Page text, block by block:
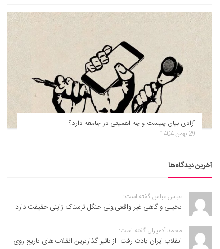
آزادی بیان چیست و چه اهمیتی در جامعه دارد؟
29 بهمن 1404
آخرین دیدگاه‌ها
عباس عباس گفته است:
تخیلی و گاهی غیر واقعی,ولی جنگل ترسناک ژاپنی حقیقت دارد
محمد آدمیرال گفته است:
انقلاب ایران یادت رفت. از تاثیر گذارترین انقلاب های تاریخ روی...